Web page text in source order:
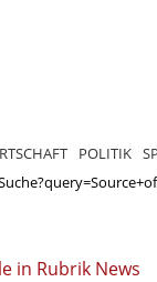
POLITIK
in Rubrik News